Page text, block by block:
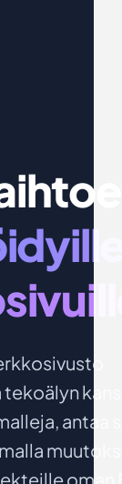
antaa
oman